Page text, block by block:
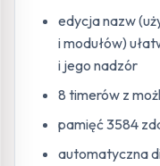
edycja nazw
i modułów)
i jego nadzór
8 timerów z
pamięć 3584
automatyczna